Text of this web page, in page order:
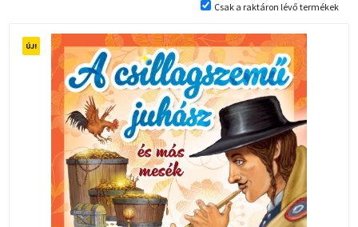
Csak a raktáron lévő termékek